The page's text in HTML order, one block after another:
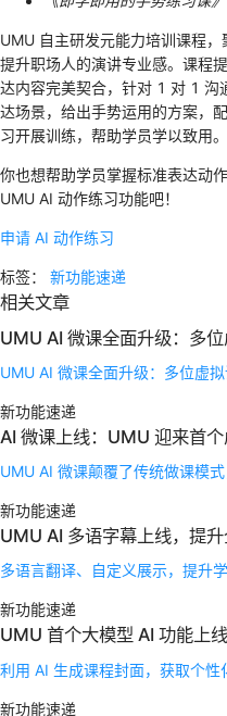
UMU 自主研发元能力培训课程
提升职场人的演讲专业感。课程
达内容完美契合，针对 1 对 1 沟
达场景，给出手势运用的方案，
习开展训练，帮助学员学以致用。
你也想帮助学员掌握标准表达动
UMU AI 动作练习功能吧！
申请 AI 动作练习
标签： 新功能速递
相关文章
UMU AI 微课全面升级：多
UMU AI 微课全面升级：多位虚
新功能速递
AI 微课上线：UMU 迎来首
UMU AI 微课颠覆了传统做课模
新功能速递
UMU AI 多语字幕上线，提
多语言翻译、自定义展示，提升
新功能速递
UMU 首个大模型 AI 功能上
利用 AI 生成课程封面，获取个性
新功能速递